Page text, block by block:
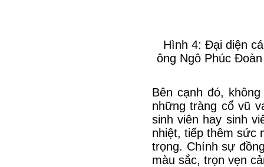
Hình 4: Đại diện
ông Ngô Phúc
Bên cạnh đó,
những tràng cổ vũ
sinh viên hay sinh
nhiệt, tiếp thêm sức
trọng. Chính sự
màu sắc, trọn vẹn